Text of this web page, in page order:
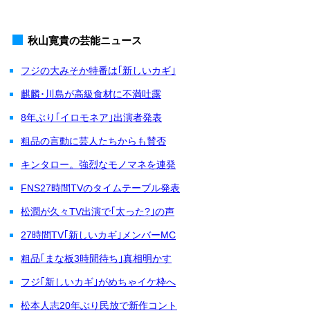
秋山寛貴の芸能ニュース
フジの大みそか特番は｢新しいカギ｣
麒麟･川島が高級食材に不満吐露
8年ぶり｢イロモネア｣出演者発表
粗品の言動に芸人たちからも賛否
キンタロー。強烈なモノマネを連発
FNS27時間TVのタイムテーブル発表
松潤が久々TV出演で｢太った?｣の声
27時間TV｢新しいカギ｣メンバーMC
粗品｢まな板3時間待ち｣真相明かす
フジ｢新しいカギ｣がめちゃイケ枠へ
松本人志20年ぶり民放で新作コント